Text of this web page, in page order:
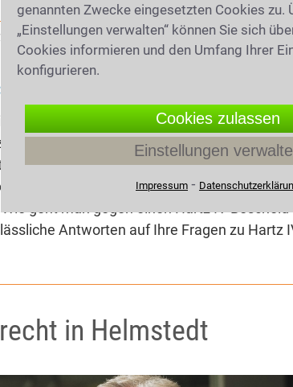
(7901 mal gelesen)
IV: Antrag, Leistungen,
beachtet werden?
Wie steht es um
die Familie und
Mehrbedarf? Was ist bei Hartz IV als
Wie sieht es mit der
geht man gegen einen Hartz IV-Bescheid
Antworten auf Ihre Fragen zu Hartz
in Helmstedt
genannten Zwecke eingesetzten Cookies zu.
„Einstellungen verwalten“ können Sie sich
Cookies informieren und den Umfang Ihrer
konfigurieren.
Cookies zulassen
Einstellungen
Impressum ⁃